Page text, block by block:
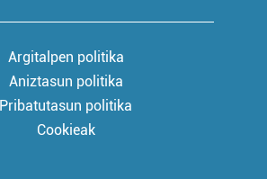
Argitalpen politika
Aniztasun politika
Pribatutasun politika
Cookieak